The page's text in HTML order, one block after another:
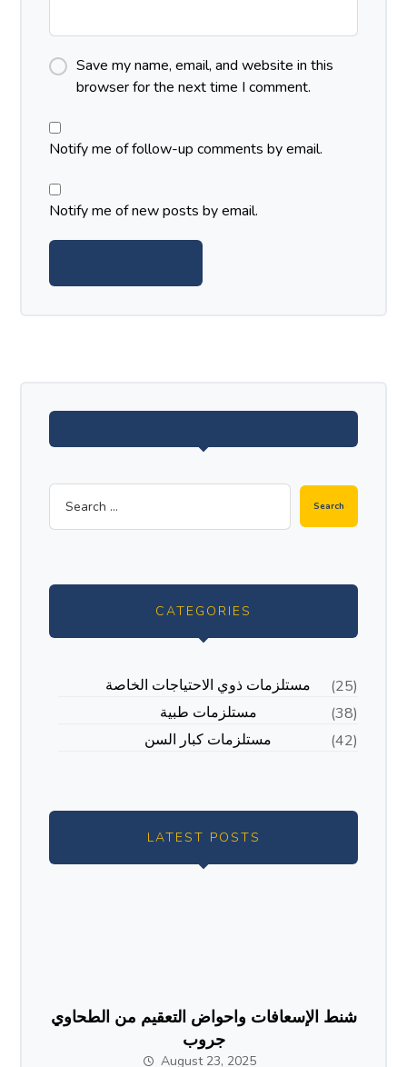
Save my name, email, and website in this
browser for the next time I comment.
Notify me of follow-up comments by email.
Notify me of new posts by email.
CATEGORIES
مستلزمات ذوي الاحتياجات الخاصة
(25)
مستلزمات طبية
(38)
مستلزمات كبار السن
(42)
LATEST POSTS
شنط الإسعافات واحواض التعقيم من الطحاوي
جروب
August 23, 2025